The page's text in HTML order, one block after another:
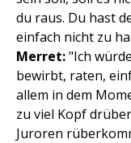
du raus. Du hast
einfach nicht zu
Merret:"Ich
bewirbt, raten,
allem in dem
zu viel Kopf
Juroren